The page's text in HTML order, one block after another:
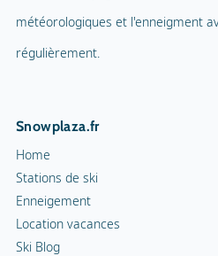
météorologiques et l'enneigment
régulièrement.
Snowplaza.fr
Home
Stations de ski
Enneigement
Location vacances
Ski Blog